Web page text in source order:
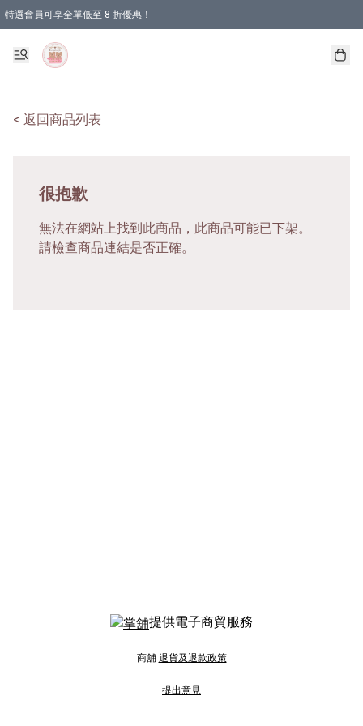
特選會員可享全單低至 8 折優惠！
< 返回商品列表
很抱歉
無法在網站上找到此商品，此商品可能已下架。
請檢查商品連結是否正確。
提供電子商貿服務
商舖 退貨及退款政策
提出意見